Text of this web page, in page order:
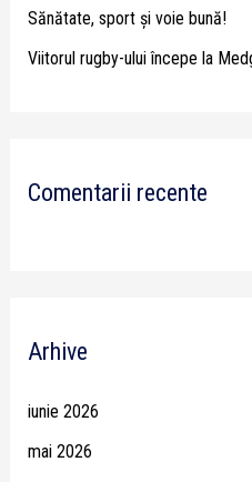
Sănătate, sport și voie bună!
Viitorul rugby-ului începe la
Comentarii recente
Arhive
iunie 2026
mai 2026